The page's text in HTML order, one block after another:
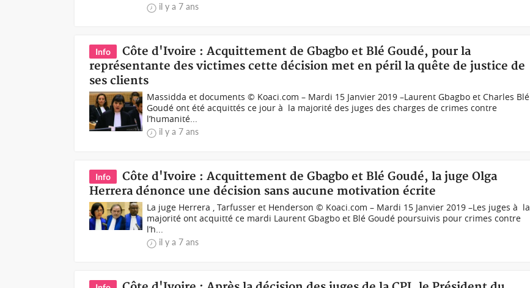
il y a 7 ans
Info
Côte d'Ivoire : Acquittement de Gbagbo et Blé Goudé, pour la
représentante des victimes cette décision met en péril la quête de justice de
ses clients
Massidda et documents © Koaci.com – Mardi 15 Janvier 2019 –Laurent Gbagbo et Charles Blé
Goudé ont été acquittés ce jour à la majorité des juges des charges de crimes contre
l’humanité...
il y a 7 ans
Info
Côte d'Ivoire : Acquittement de Gbagbo et Blé Goudé, la juge Olga
Herrera dénonce une décision sans aucune motivation écrite
La juge Herrera , Tarfusser et Henderson © Koaci.com – Mardi 15 Janvier 2019 –Les juges à la
majorité ont acquitté ce mardi Laurent Gbagbo et Blé Goudé poursuivis pour crimes contre
l’h...
il y a 7 ans